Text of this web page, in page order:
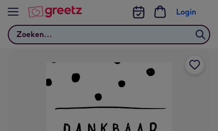
Bekijk meer
Zoeken
Login